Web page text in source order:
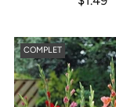
COMPLET